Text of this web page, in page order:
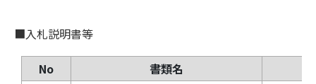
■入札説明書等
No 書類名